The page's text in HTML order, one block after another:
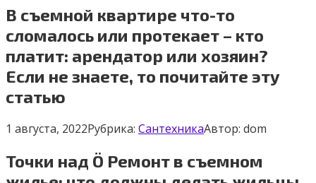
В съемной квартире что-то
сломалось или протекает – кто
платит: арендатор или хозяин?
Если не знаете, то почитайте эту
статью
1 августа, 2022Рубрика: СантехникаАвтор: dom
Точки над Ö Ремонт в съемном